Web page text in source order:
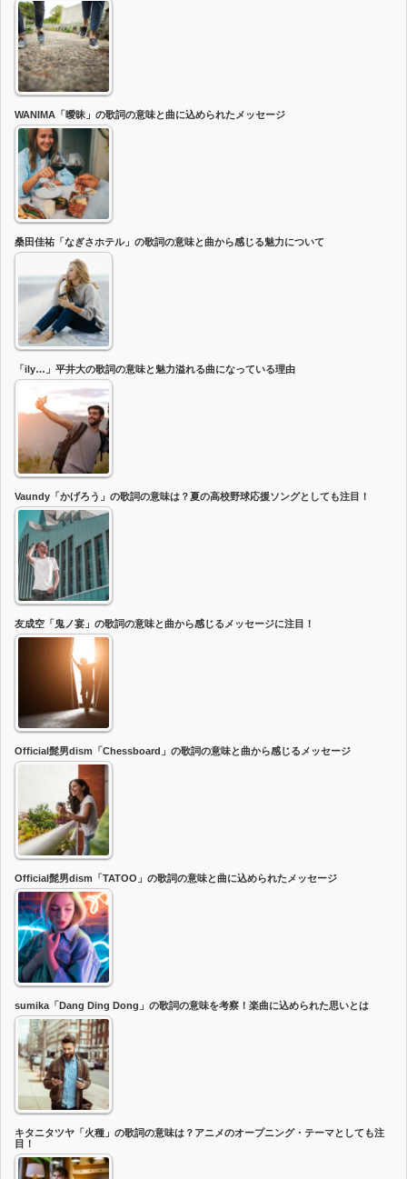
WANIMA「曖昧」の歌詞の意味と曲に込められたメッセージ
桑田佳祐「なぎさホテル」の歌詞の意味と曲から感じる魅力について
「ily…」平井大の歌詞の意味と魅力溢れる曲になっている理由
Vaundy「かげろう」の歌詞の意味は？夏の高校野球応援ソングとしても注目！
友成空「鬼ノ宴」の歌詞の意味と曲から感じるメッセージに注目！
Official髭男dism「Chessboard」の歌詞の意味と曲から感じるメッセージ
Official髭男dism「TATOO」の歌詞の意味と曲に込められたメッセージ
sumika「Dang Ding Dong」の歌詞の意味を考察！楽曲に込められた思いとは
キタニタツヤ「火種」の歌詞の意味は？アニメのオープニング・テーマとしても注
目！